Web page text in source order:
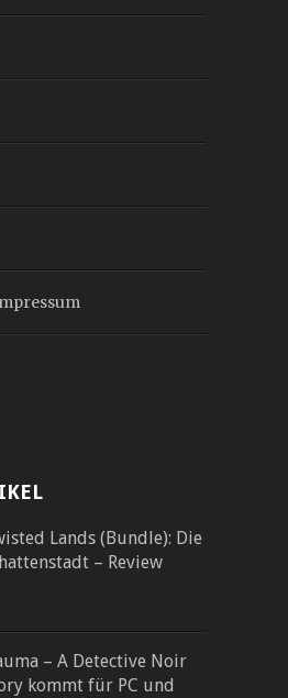
Lands (Bundle): Die
– Review
– A Detective Noir
kommt für PC und